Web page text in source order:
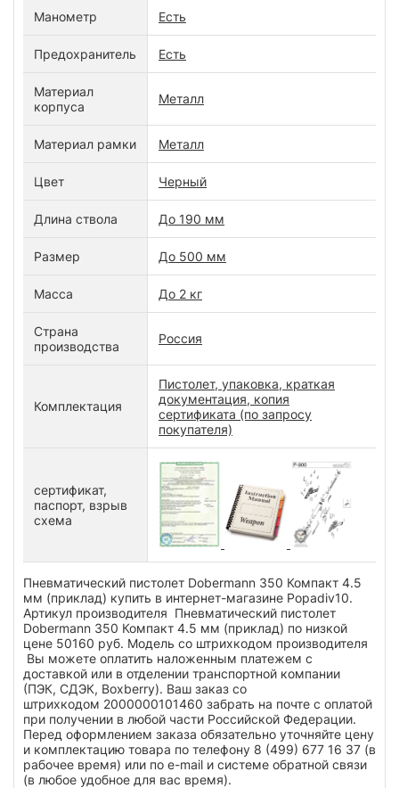
Манометр Есть
Предохранитель Есть
Материал
корпуса
Металл
Материал рамки Металл
Цвет Черный
Длина ствола До 190 мм
Размер До 500 мм
Масса До 2 кг
Страна
производства
Россия
Комплектация
Пистолет, упаковка, краткая
документация, копия
сертификата (по запросу
покупателя)
сертификат,
паспорт, взрыв
схема
Пневматический пистолет Dobermann 350 Компакт 4.5
мм (приклад) купить в интернет-магазине Popadiv10.
Артикул производителя Пневматический пистолет
Dobermann 350 Компакт 4.5 мм (приклад) по низкой
цене 50160 руб. Модель со штрихкодом производителя
Вы можете оплатить наложенным платежем с
доставкой или в отделении транспортной компании
(ПЭК, СДЭК, Boxberry). Ваш заказ со
штрихкодом 2000000101460 забрать на почте с оплатой
при получении в любой части Российской Федерации.
Перед оформлением заказа обязательно уточняйте цену
и комплектацию товара по телефону 8 (499) 677 16 37 (в
рабочее время) или по e-mail и системе обратной связи
(в любое удобное для вас время).